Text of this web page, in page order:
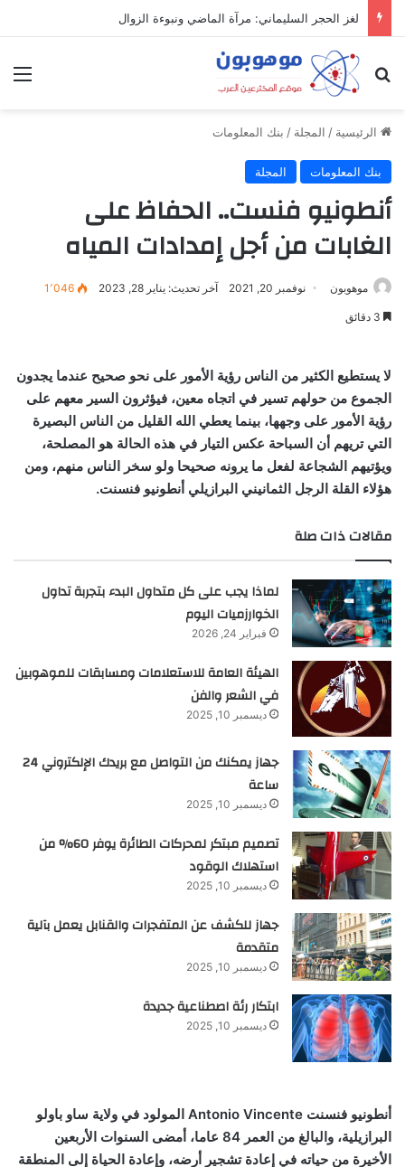
لغز الحجر السليماني: مرآة الماضي ونبوءة الزوال
بحث عن
الرئيسية / المجلة / بنك المعلومات
بنك المعلومات المجلة
أنطونيو فنست.. الحفاظ على
الغابات من أجل إمدادات المياه
موهوبون نوفمبر 20, 2021 آخر تحديث: يناير 28, 2023 1٬046
لا يستطيع الكثير من الناس رؤية الأمور على نحو صحيح عندما يجدون
الجموع من حولهم تسير في اتجاه معين، فيؤثرون السير معهم على
رؤية الأمور على وجهها، بينما يعطي الله القليل من الناس البصيرة
التي تريهم أن السباحة عكس التيار في هذه الحالة هو المصلحة،
ويؤتيهم الشجاعة لفعل ما يرونه صحيحا ولو سخر الناس منهم، ومن
هؤلاء القلة الرجل الثمانيني البرازيلي أنطونيو فنسنت.
مقالات ذات صلة
لماذا يجب على كل متداول البدء بتجربة تداول
الخوارزميات اليوم
فبراير 24, 2026
الهيئة العامة للاستعلامات ومسابقات للموهوبين
في الشعر والفن
ديسمبر 10, 2025
جهاز يمكنك من التواصل مع بريدك الإلكتروني 24
ساعة
ديسمبر 10, 2025
تصميم مبتكر لمحركات الطائرة يوفر 60% من
استهلاك الوقود
ديسمبر 10, 2025
جهاز للكشف عن المتفجرات والقنابل يعمل بآلية
متقدمة
ديسمبر 10, 2025
ابتكار رئة اصطناعية جديدة
ديسمبر 10, 2025
أنطونيو فنسنت Antonio Vincente المولود في ولاية ساو باولو
البرازيلية، والبالغ من العمر 84 عاما، أمضى السنوات الأربعين
الأخيرة من حياته في إعادة تشجير أرضه، وإعادة الحياة إلى المنطقة